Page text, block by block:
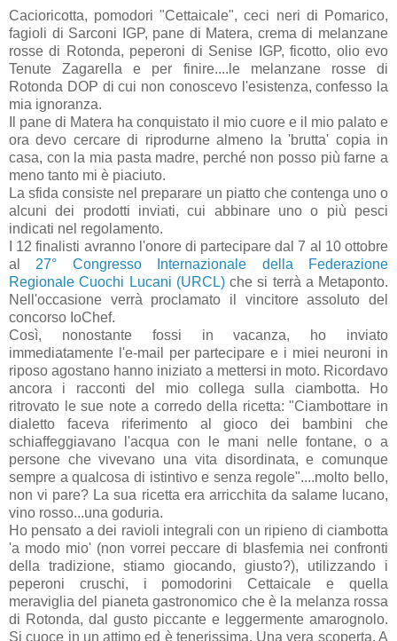
Cacioricotta, pomodori "Cettaicale", ceci neri di Pomarico,
fagioli di Sarconi IGP, pane di Matera, crema di melanzane
rosse di Rotonda, peperoni di Senise IGP, ficotto, olio evo
Tenute Zagarella e per finire....le melanzane rosse di
Rotonda DOP di cui non conoscevo l'esistenza, confesso la
mia ignoranza.
Il pane di Matera ha conquistato il mio cuore e il mio palato e
ora devo cercare di riprodurne almeno la 'brutta' copia in
casa, con la mia pasta madre, perché non posso più farne a
meno tanto mi è piaciuto.
La sfida consiste nel preparare un piatto che contenga uno o
alcuni dei prodotti inviati, cui abbinare uno o più pesci
indicati nel regolamento.
I 12 finalisti avranno l'onore di partecipare dal 7 al 10 ottobre
al 27° Congresso Internazionale della Federazione
Regionale Cuochi Lucani (URCL)che si terrà a Metaponto.
Nell'occasione verrà proclamato il vincitore assoluto del
concorso IoChef.
Così, nonostante fossi in vacanza, ho inviato
immediatamente l'e-mail per partecipare e i miei neuroni in
riposo agostano hanno iniziato a mettersi in moto. Ricordavo
ancora i racconti del mio collega sulla ciambotta. Ho
ritrovato le sue note a corredo della ricetta: "Ciambottare in
dialetto faceva riferimento al gioco dei bambini che
schiaffeggiavano l'acqua con le mani nelle fontane, o a
persone che vivevano una vita disordinata, e comunque
sempre a qualcosa di istintivo e senza regole"....molto bello,
non vi pare? La sua ricetta era arricchita da salame lucano,
vino rosso...una goduria.
Ho pensato a dei ravioli integrali con un ripieno di ciambotta
'a modo mio' (non vorrei peccare di blasfemia nei confronti
della tradizione, stiamo giocando, giusto?), utilizzando i
peperoni cruschi, i pomodorini Cettaicale e quella
meraviglia del pianeta gastronomico che è la melanza rossa
di Rotonda, dal gusto piccante e leggermente amarognolo.
Si cuoce in un attimo ed è tenerissima. Una vera scoperta. A